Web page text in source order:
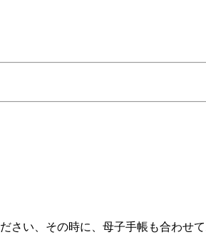
い、その時に、母子手帳も合わせ